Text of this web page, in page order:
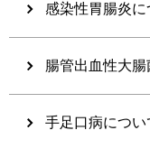
感染性胃腸炎に
腸管出血性大腸
手足口病につい